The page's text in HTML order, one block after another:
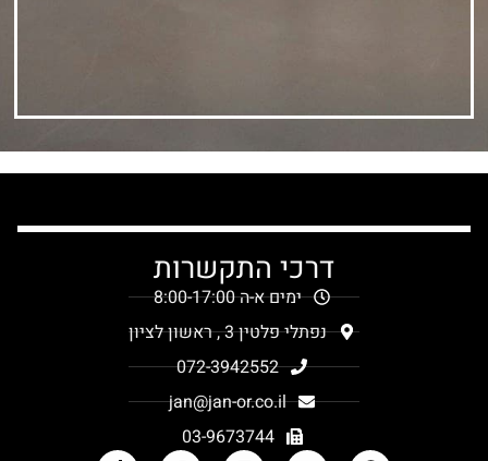
דרכי התקשרות
ימים א-ה 8:00-17:00
נפתלי פלטין 3 , ראשון לציון
072-3942552
jan@jan-or.co.il
03-9673744